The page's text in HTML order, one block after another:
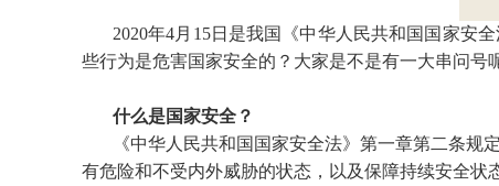
2020年4月15日是我国《中华人民共和国国家安
些行为是危害国家安全的？大家是不是有一大串问号
什么是国家安全？
《中华人民共和国国家安全法》第一章第二条
有危险和不受内外威胁的状态，以及保障持续安全状